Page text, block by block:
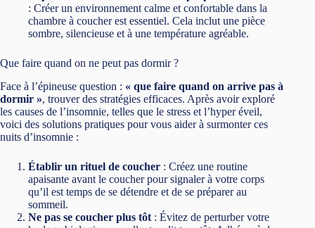
: Créer un environnement calme et confortable dans la
chambre à coucher est essentiel. Cela inclut une pièce
sombre, silencieuse et à une température agréable.
Que faire quand on ne peut pas dormir ?
Face à l’épineuse question : « que faire quand on arrive pas à
dormir », trouver des stratégies efficaces. Après avoir exploré
les causes de l’insomnie, telles que le stress et l’hyper éveil,
voici des solutions pratiques pour vous aider à surmonter ces
nuits d’insomnie :
Établir un rituel de coucher : Créez une routine
apaisante avant le coucher pour signaler à votre corps
qu’il est temps de se détendre et de se préparer au
sommeil.
Ne pas se coucher plus tôt : Évitez de perturber votre